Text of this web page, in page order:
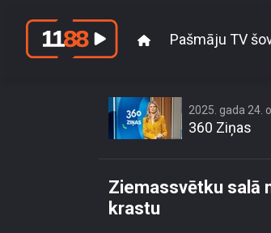
Pašmāju TV
2025. gada 24.
360 Ziņas
Ziemassvētku salā
krastu